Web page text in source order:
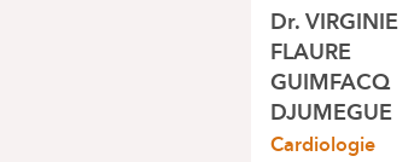
Dr.VIRGINIE
FLAURE
GUIMFACQ
DJUMEGUE
Cardiologie